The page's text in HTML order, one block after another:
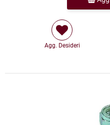
Agg. Desideri